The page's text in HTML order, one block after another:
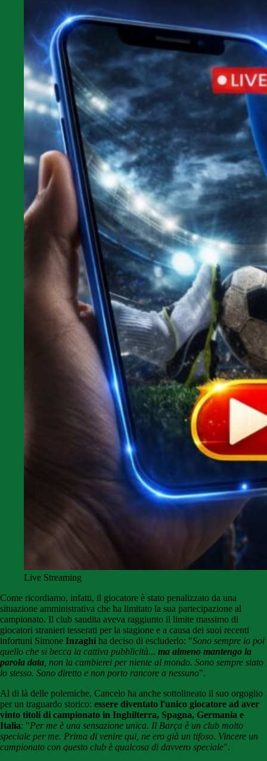
Live Streaming
Come ricordiamo, infatti, il giocatore è stato penalizzato da una
situazione amministrativa che ha limitato la sua partecipazione al
campionato. Il club saudita aveva raggiunto il limite massimo di
giocatori stranieri tesserati per la stagione e a causa dei suoi recenti
infortuni Simone Inzaghi ha deciso di escluderlo: "Sono sempre io poi
quello che si becca la cattiva pubblicità... ma almeno mantengo la
parola data , non la cambierei per niente al mondo. Sono sempre stato
lo stesso. Sono diretto e non porto rancore a nessuno".
Al di là delle polemiche, Cancelo ha anche sottolineato il suo orgoglio
per un traguardo storico: essere diventato l'unico giocatore ad aver
vinto titoli di campionato in Inghilterra, Spagna, Germania e
Italia: "Per me è una sensazione unica. Il Barça è un club molto
speciale per me. Prima di venire qui, ne ero già un tifoso. Vincere un
campionato con questo club è qualcosa di davvero speciale".